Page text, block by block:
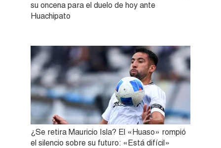
su oncena para el duelo de hoy ante
Huachipato
¿Se retira Mauricio Isla? El «Huaso» rompió
el silencio sobre su futuro: «Está difícil»